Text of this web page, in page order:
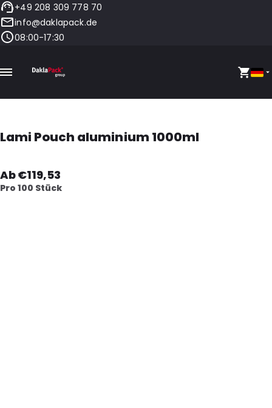
+49 208 309 778 70
info@daklapack.de
08:00-17:30
Lami Pouch aluminium 1000ml
Ab €119,53
Pro 100 Stück